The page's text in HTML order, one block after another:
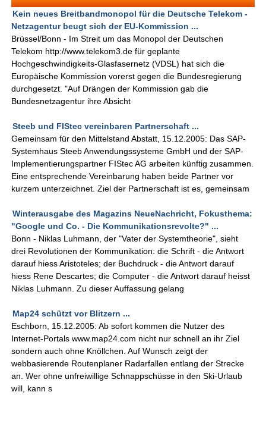
Kein neues Breitbandmonopol für die Deutsche Telekom -
Netzagentur beugt sich der EU-Kommission ...
Brüssel/Bonn - Im Streit um das Monopol der Deutschen
Telekom http://www.telekom3.de für geplante
Hochgeschwindigkeits-Glasfasernetz (VDSL) hat sich die
Europäische Kommission vorerst gegen die Bundesregierung
durchgesetzt. "Auf Drängen der Kommission gab die
Bundesnetzagentur ihre Absicht
Steeb und FIStec vereinbaren Partnerschaft ...
Gemeinsam für den Mittelstand Abstatt, 15.12.2005: Das SAP-
Systemhaus Steeb Anwendungssysteme GmbH und der SAP-
Implementierungspartner FIStec AG arbeiten künftig zusammen.
Eine entsprechende Vereinbarung haben beide Partner vor
kurzem unterzeichnet. Ziel der Partnerschaft ist es, gemeinsam
Winterausgabe des Magazins NeueNachricht, Fokusthema:
"Google und Co. - Die Kommunikationsrevolte?" ...
Bonn - Niklas Luhmann, der "Vater der Systemtheorie", sieht
drei Revolutionen der Kommunikation: die Schrift - die Antwort
darauf hiess Aristoteles; der Buchdruck - die Antwort darauf
hiess Rene Descartes; die Computer - die Antwort darauf heisst
Niklas Luhmann. Zu dieser Auffassung gelang
Map24 schützt vor Blitzern ...
Eschborn, 15.12.2005: Ab sofort kommen die Nutzer des
Internet-Portals www.map24.com nicht nur schnell an ihr Ziel
sondern auch ohne Knöllchen. Auf Wunsch zeigt der
webbasierende Routenplaner Radarfallen entlang der Strecke
an. Wer ohne unfreiwillige Schnappschüsse in den Ski-Urlaub
will, kann s